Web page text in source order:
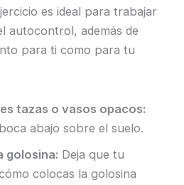
es ideal para trabajar
autocontrol, además de
para ti como para tu
tazas o vasos opacos:
abajo sobre el suelo.
golosina: Deja que tu
colocas la golosina